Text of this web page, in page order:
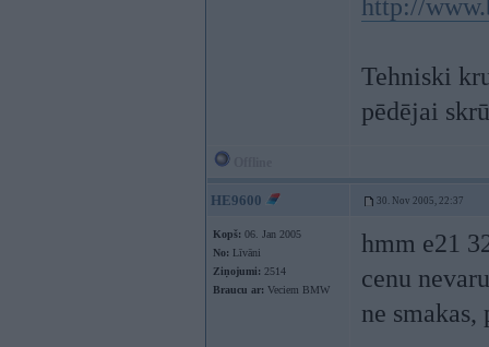
http://
Tehniski
pēdējai
HE9600 30. Nov 2005, 22:37
Kopš: 06. Jan 2005
No: Līvāni
Ziņojumi: 2514
Braucu ar: Veciem BMW
hmm e21
cenu
ne